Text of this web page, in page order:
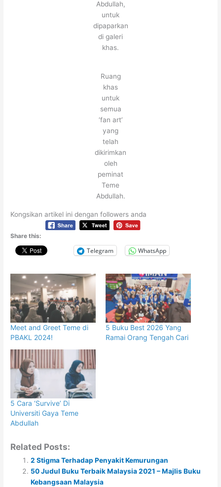
Abdullah,
untuk
dipaparkan
di galeri
khas.
Ruang
khas
untuk
semua
‘fan art’
yang
telah
dikirimkan
oleh
peminat
Teme
Abdullah.
Kongsikan artikel ini dengan followers anda
Share this:
Telegram WhatsApp
Meet and Greet Teme di
PBAKL 2024!
5 Buku Best 2026 Yang
Ramai Orang Tengah Cari
5 Cara ‘Survive’ Di
Universiti Gaya Teme
Abdullah
Related Posts:
2 Stigma Terhadap Penyakit Kemurungan
50 Judul Buku Terbaik Malaysia 2021 – Majlis Buku
Kebangsaan Malaysia